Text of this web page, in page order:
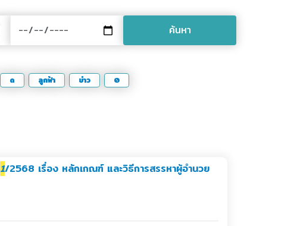
ค้นหา
ด ลูกฟ้า ข่าว 0
1/2568 เรื่อง หลักเกณฑ์ และวิธีการสรรหาผู้อำนวย